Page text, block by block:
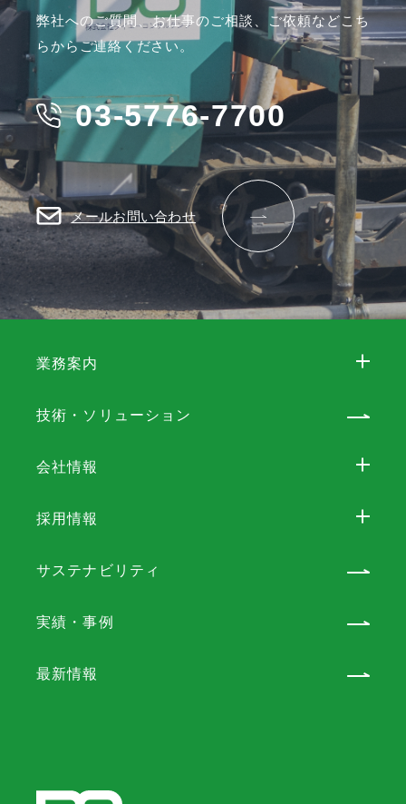
弊社へのご質問、お仕事のご相談、ご依頼などこち
らからご連絡ください。
03-5776-7700
メールお問い合わせ
業務案内
技術・ソリューション
会社情報
採用情報
サステナビリティ
実績・事例
最新情報